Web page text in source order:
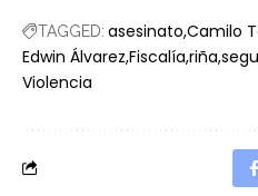
TAGGED: asesinato Camilo
Edwin Álvarez Fiscalía riña
Violencia